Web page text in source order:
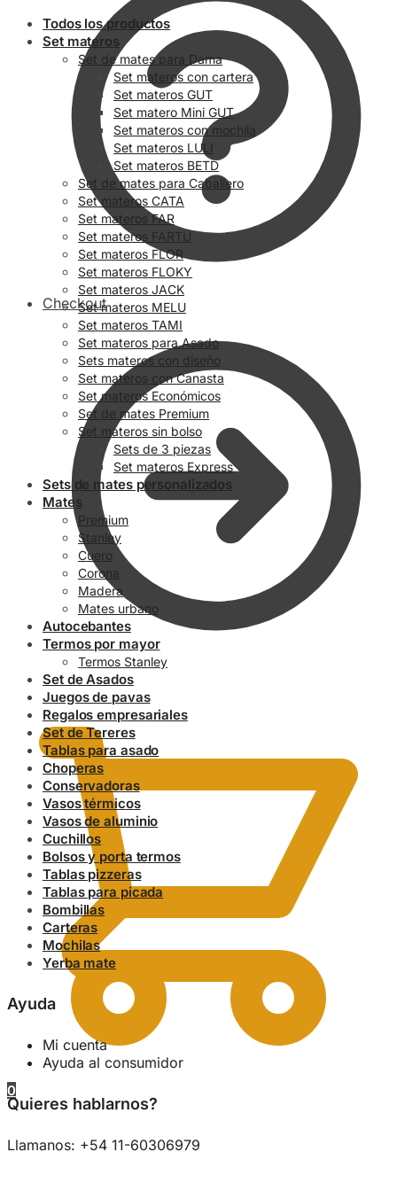
Checkout
0.00 $
0
Todos los productos
Set materos
Set de mates para Dama
Set materos con cartera
Set materos GUT
Set matero Mini GUT
Set materos con mochila
Set materos LULI
Set materos BETD
Set de mates para Caballero
Set materos CATA
Set materos FAR
Set materos FARTU
Set materos FLOR
Set materos FLOKY
Set materos JACK
Set materos MELU
Set materos TAMI
Set materos para Asado
Sets materos con diseño
Set materos con Canasta
Set materos Económicos
Set de mates Premium
Set materos sin bolso
Sets de 3 piezas
Set materos Express
Sets de mates personalizados
Mates
Premium
Stanley
Cuero
Corona
Madera
Mates urbano
Autocebantes
Termos por mayor
Termos Stanley
Set de Asados
Juegos de pavas
Regalos empresariales
Set de Tereres
Tablas para asado
Choperas
Conservadoras
Vasos térmicos
Vasos de aluminio
Cuchillos
Bolsos y porta termos
Tablas pizzeras
Tablas para picada
Bombillas
Carteras
Mochilas
Yerba mate
Ayuda
Mi cuenta
Ayuda al consumidor
Quieres hablarnos?
Llamanos: +54 11-60306979